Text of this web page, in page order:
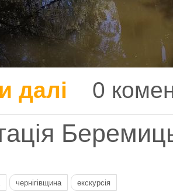
далі про Святковий
0
чернігівщина екскурсія